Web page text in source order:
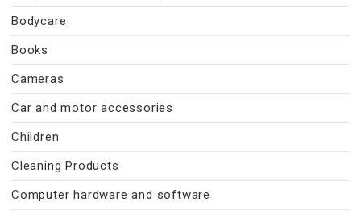
Bodycare
Books
Cameras
Car and motor accessories
Children
Cleaning Products
Computer hardware and software